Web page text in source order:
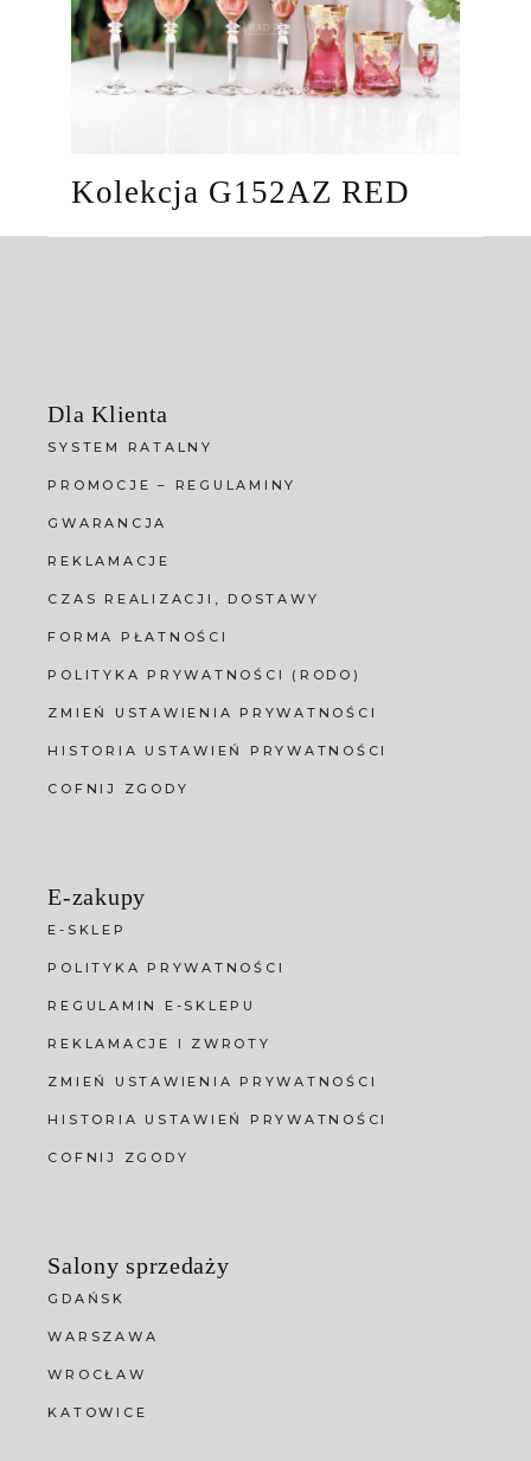
Kolekcja G152AZ RED
Dla Klienta
SYSTEM RATALNY
PROMOCJE – REGULAMINY
GWARANCJA
REKLAMACJE
CZAS REALIZACJI, DOSTAWY
FORMA PŁATNOŚCI
POLITYKA PRYWATNOŚCI (RODO)
ZMIEŃ USTAWIENIA PRYWATNOŚCI
HISTORIA USTAWIEŃ PRYWATNOŚCI
COFNIJ ZGODY
E-zakupy
E-SKLEP
POLITYKA PRYWATNOŚCI
REGULAMIN E-SKLEPU
REKLAMACJE I ZWROTY
ZMIEŃ USTAWIENIA PRYWATNOŚCI
HISTORIA USTAWIEŃ PRYWATNOŚCI
COFNIJ ZGODY
Salony sprzedaży
GDAŃSK
WARSZAWA
WROCŁAW
KATOWICE